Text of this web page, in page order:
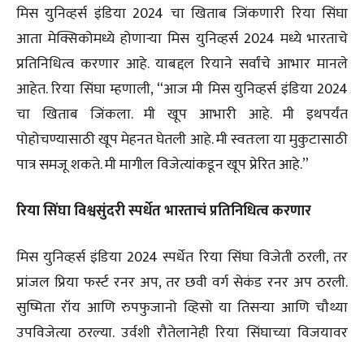
मिस युनिव्हर्स इंडिया 2024 चा खिताब जिंकणारी रिया सिंघा
आता मेक्सिकोमध्ये होणाऱ्या मिस युनिव्हर्स 2024 मध्ये भारताचे
प्रतिनिधित्व करणार आहे. याबद्दल रियाने सर्वांचे आभार मानले
आहेत. रिया सिंघा म्हणाली, “आज मी मिस युनिव्हर्स इंडिया 2024
चा खिताब जिंकला. मी खूप आभारी आहे. मी इथपर्यंत
पोहोचण्यासाठी खूप मेहनत घेतली आहे. मी स्वतःला या मुकुटासाठी
पात्र समजू शकते. मी मागील विजेत्यांकडून खूप प्रेरित आहे.”
रिया सिंघा विश्वसुंदरी स्पर्धेत भारताचं प्रतिनिधित्व करणार
मिस युनिव्हर्स इंडिया 2024 स्पर्धेत रिया सिंघा विजेती ठरली, तर
प्रांजल प्रिया फर्स्ट रनर अप, तर छवी वर्ग सेकंड रनर अप ठरली.
सुष्मिता रॉय आणि रुपफुजानो व्हिसो या तिसऱ्या आणि चौथ्या
उपविजेत्या ठरल्या. उर्वशी रौतेलानेही रिया सिंघाच्या विजयावर